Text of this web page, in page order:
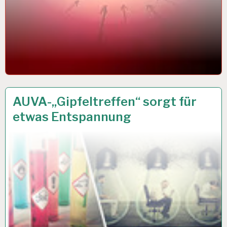
ARBEIT
UND
GESUNDHEIT…
AUVA-„Gipfeltreffen“ sorgt für
etwas Entspannung
17 APR. 2018